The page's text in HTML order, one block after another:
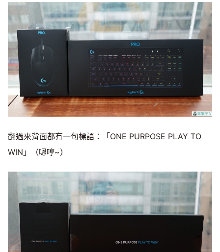
Mute
翻過來背面都有一句標語：「ONE PURPOSE PLAY TO
WIN」（嗯哼~）